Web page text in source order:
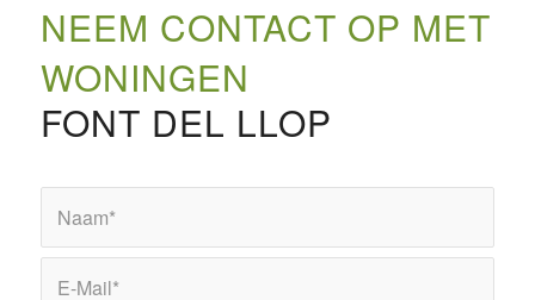
NEEM CONTACT OP MET
WONINGEN
FONT DEL LLOP